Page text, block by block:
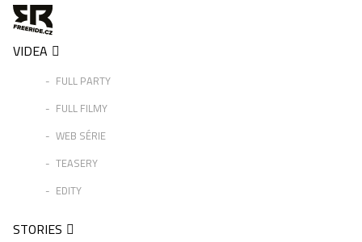
VIDEA
FULL PARTY
FULL FILMY
WEB SÉRIE
TEASERY
EDITY
STORIES